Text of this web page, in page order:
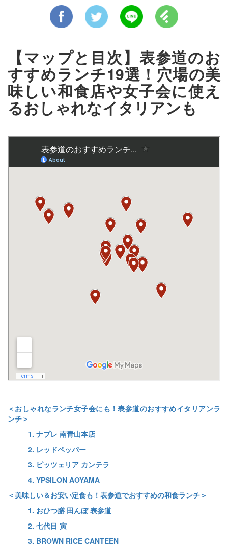
【マップと目次】表参道のお
すすめランチ19選！穴場の美
味しい和食店や女子会に使え
るおしゃれなイタリアンも
＜おしゃれなランチ女子会にも！表参道のおすすめイタリアンラ
ンチ＞
1. ナプレ 南青山本店
2. レッドペッパー
3. ピッツェリア カンテラ
4. YPSILON AOYAMA
＜美味しい＆お安い定食も！表参道でおすすめの和食ランチ＞
1. おひつ膳 田んぼ 表参道
2. 七代目 寅
3. BROWN RICE CANTEEN